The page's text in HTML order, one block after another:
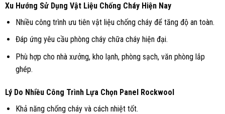
Xu Hướng Sử Dụng Vật Liệu Chống Cháy Hiện Nay
Nhiều công trình ưu tiên vật liệu chống cháy để tăng độ an toàn.
Đáp ứng yêu cầu phòng cháy chữa cháy hiện đại.
Phù hợp cho nhà xưởng, kho lạnh, phòng sạch, văn phòng lắp
ghép.
Lý Do Nhiều Công Trình Lựa Chọn Panel Rockwool
Khả năng chống cháy và cách nhiệt tốt.